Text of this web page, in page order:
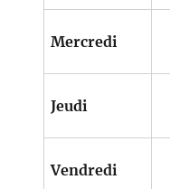
Mercredi
Jeudi
Vendredi